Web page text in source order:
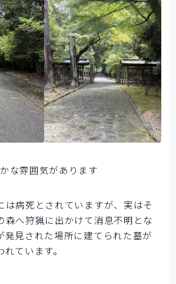
な雰囲気があります
は病死とされていますが、実はそ
森へ狩猟に出かけて消息不明とな
発見された場所に建てられた墓が
ています。